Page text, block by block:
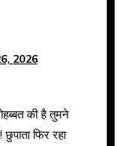
2026
फिर रहा